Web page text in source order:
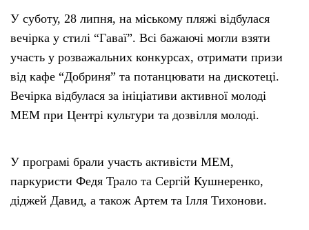
У суботу, 28 липня, на міському пляжі відбулася
вечірка у стилі “Гаваї”. Всі бажаючі могли взяти
участь у розважальних конкурсах, отримати призи
від кафе “Добриня” та потанцювати на дискотеці.
Вечірка відбулася за ініціативи активної молоді
МЕМ при Центрі культури та дозвілля молоді.
У програмі брали участь активісти МЕМ,
паркуристи Федя Трало та Сергій Кушнеренко,
діджей Давид, а також Артем та Ілля Тихонови.